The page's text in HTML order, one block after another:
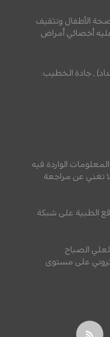
الأطفال وتثقيف
عليه أخصائي أمراض
, جادة الخطيب.
الواردة فيه
تغني عن مراجعة
الطبية على شبكة
الصباح
على مستوى